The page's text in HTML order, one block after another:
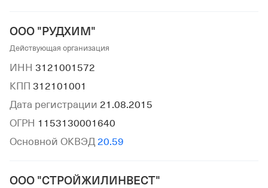
ООО "РУДХИМ"
Действующая организация
ИНН 3121001572
КПП 312101001
Дата регистрации 21.08.2015
ОГРН 1153130001640
Основной ОКВЭД 20.59
ООО "СТРОЙЖИЛИНВЕСТ"